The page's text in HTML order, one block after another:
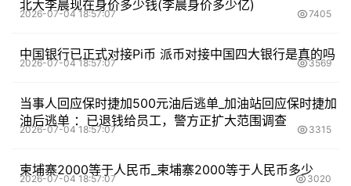
北大李晨现在身价多少钱(李晨身价多少亿)
2026-07-04 18:57:07 7405
中国银行已正式对接Pi币 派币对接中国四大银行是真的吗
2026-07-04 18:57:07 3569
当事人回应保时捷加500元油后逃单_加油站回应保时捷加
油后逃单 ：已退钱给员工，警方正扩大范围调查
2026-07-04 18:57:07 3315
柬埔寨2000等于人民币_柬埔寨2000等于人民币多少
2026-07-04 18:57:07 3020